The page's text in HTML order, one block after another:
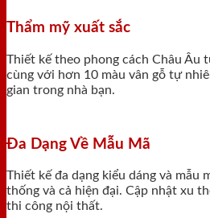
Thẩm mỹ xuất sắc
Thiết kế theo phong cách Châu Âu
cùng với hơn 10 màu vân gỗ tự
gian trong nhà bạn.
Đa Dạng Về Mẫu Mã
Thiết kế đa dạng kiểu dáng và mẫu
thống và cả hiện đại. Cập nhật xu
thi công nội thất.